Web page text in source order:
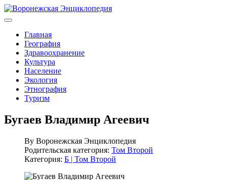
Главная
География
Здравоохранение
Культура
Население
Экология
Этнография
Туризм
Бугаев Владимир Агеевич
By Воронежская Энциклопедия
Родительская категория: Том Второй
Категория: Б | Том Второй